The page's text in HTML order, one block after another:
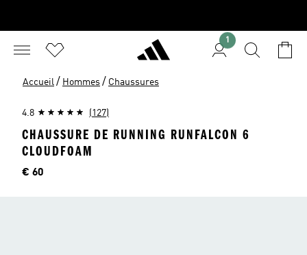
1
Accueil / Hommes / Chaussures
4.8 (127)
CHAUSSURE DE RUNNING RUNFALCON 6
CLOUDFOAM
Price
€ 60